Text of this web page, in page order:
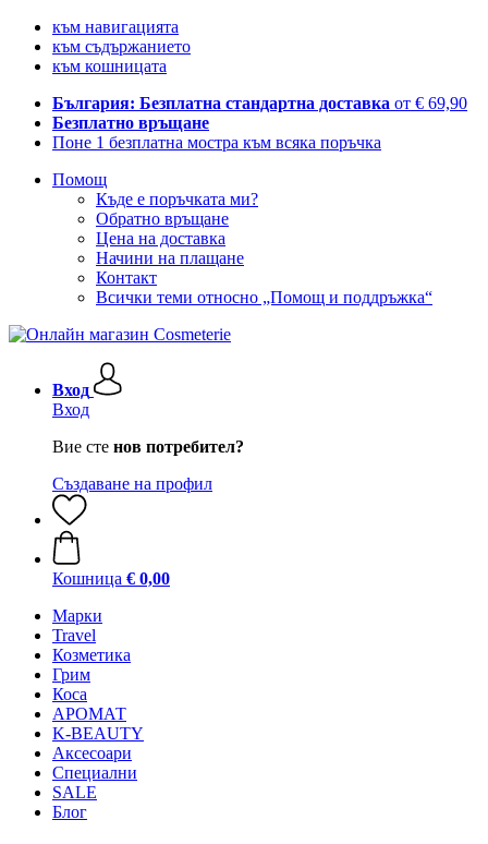
към навигацията
към съдържанието
към кошницата
България: Безплатна стандартна доставка от € 69,90
Безплатно връщане
Поне 1 безплатна мостра към всяка поръчка
Помощ
Къде е поръчката ми?
Обратно връщане
Цена на доставка
Начини на плащане
Контакт
Всички теми относно „Помощ и поддръжка“
Вход
Вход
Вие сте нов потребител?
Създаване на профил
Кошница € 0,00
Mарки
Travel
Козметика
Грим
Коса
АРОМАТ
K-BEAUTY
Аксесоари
Специални
SALE
Блог